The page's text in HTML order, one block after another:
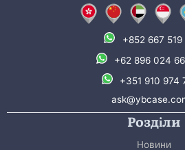
+852 667 519
+62 896 024
+351 910 974
Розділи
Новини